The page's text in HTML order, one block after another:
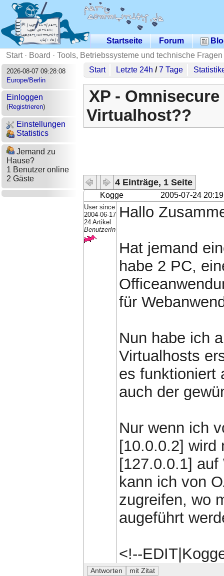
Startseite Forum
Start· Board · Tools, Betriebssysteme und technische Fragen
2026-08-07 09:28:08
Europe/Berlin
Einloggen
(Registrieren)
Einstellungen
Statistics
Jemand zu
Hause?
1 Benutzer online
2 Gäste
Start Letzte 24h /7 Tage
XP -
Virtualhost??
4 Einträge, 1 Seite
Kogge 2005-07-24 20:19
User since
2004-06-17
24 Artikel
BenutzerIn
Hallo
Hat jemand
habe 2 PC,
für
Nun habe ich
Virtualhosts
es funktioniert
auch der
Nur wenn ich
[10.0.0.2] wird
[127.0.0.1]
kann ich von
zugreifen, wo
augeführt
<!--